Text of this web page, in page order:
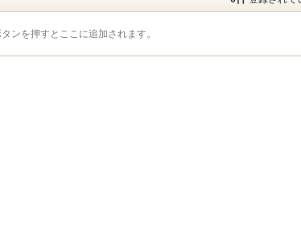
ンを押すとここに追加されます。